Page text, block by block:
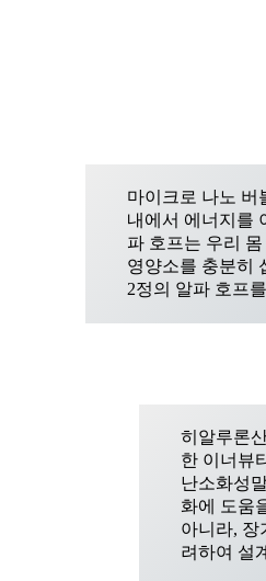
마이크로 나노 버
내에서 에너지를
파 호프는 우리
영양소를 충분히
2정의 알파 호프
히알루론
한 이너뷰
난소화성
화에 도움
아니라, 장
려하여 설